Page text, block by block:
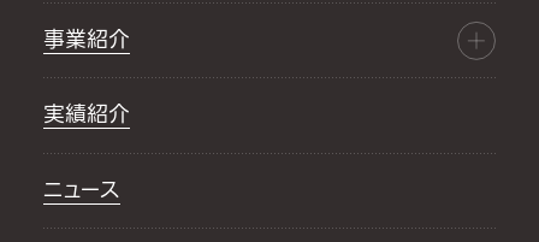
事業紹介
実績紹介
ニュース